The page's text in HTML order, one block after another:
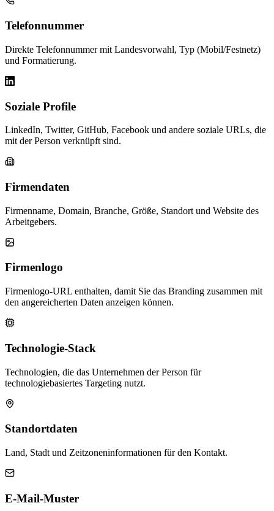
Telefonnummer
Direkte Telefonnummer mit Landesvorwahl, Typ (Mobil/Festnetz)
und Formatierung.
Soziale Profile
LinkedIn, Twitter, GitHub, Facebook und andere soziale URLs, die
mit der Person verknüpft sind.
Firmendaten
Firmenname, Domain, Branche, Größe, Standort und Website des
Arbeitgebers.
Firmenlogo
Firmenlogo-URL enthalten, damit Sie das Branding zusammen mit
den angereicherten Daten anzeigen können.
Technologie-Stack
Technologien, die das Unternehmen der Person für
technologiebasiertes Targeting nutzt.
Standortdaten
Land, Stadt und Zeitzoneninformationen für den Kontakt.
E-Mail-Muster